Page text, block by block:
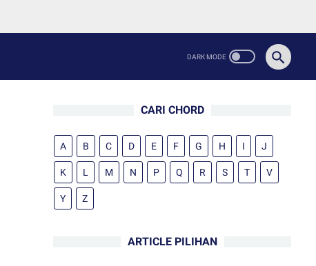
CARI CHORD
A B C D E F G H I J
K L M N P Q R S T V
Y Z
ARTICLE PILIHAN